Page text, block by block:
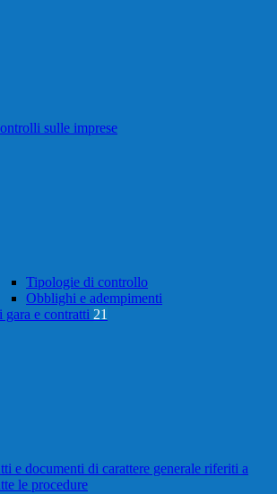
sulle imprese
Tipologie di controllo
Obblighi e adempimenti
gara e contratti 21
e documenti di carattere generale riferiti a
le procedure